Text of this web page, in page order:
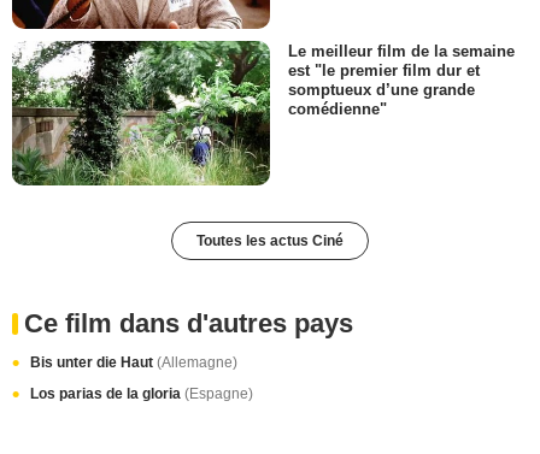
Le meilleur film de la semaine
est "le premier film dur et
somptueux d’une grande
comédienne"
Toutes les actus Ciné
Ce film dans d'autres pays
Bis unter die Haut (Allemagne)
Los parias de la gloria (Espagne)